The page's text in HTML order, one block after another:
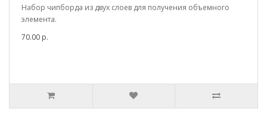
Набор чипборда из двух слоев для получения объемного
элемента.
70.00 р.